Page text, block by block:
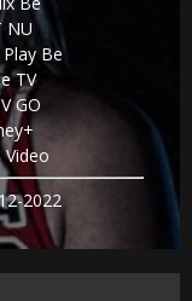
NU
Be
TV
GO
2022